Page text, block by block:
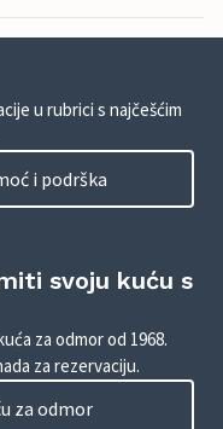
u rubrici s najčešćim
i podrška
svoju kuću s
za odmor od 1968.
za rezervaciju.
za odmor